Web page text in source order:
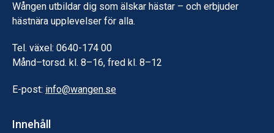
Wången utbildar dig som älskar hästar – och erbjuder
hästnära upplevelser för alla.
Tel. växel: 0640-174 00
Månd–torsd. kl. 8–16, fred kl. 8–12
E-post: info@wangen.se
Innehåll